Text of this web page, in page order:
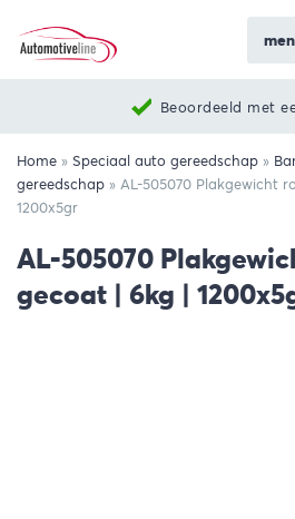
Beoordeeld met
Home » Speciaal auto gereedschap »
gereedschap » AL-505070 Plakgewicht
1200x5gr
AL-505070
gecoat | 6kg |